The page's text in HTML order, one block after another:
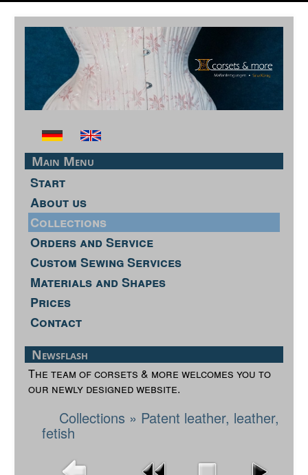
Main Menu
Start
About us
Collections
Orders and Service
Custom Sewing Services
Materials and Shapes
Prices
Contact
Newsflash
The team of corsets & more welcomes you to
our newly designed website.
Collections » Patent leather, leather,
fetish